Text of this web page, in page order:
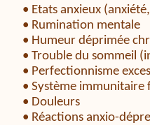
• Etats anxieux
• Rumination mentale
• Humeur déprimée
• Trouble du sommeil
• Perfectionnisme
• Système immunitaire
• Douleurs
• Réactions anxio-